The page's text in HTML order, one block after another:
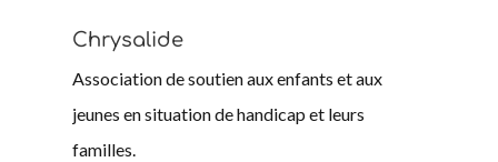
Chrysalide
Association de soutien aux enfants et aux
jeunes en situation de handicap et leurs
familles.